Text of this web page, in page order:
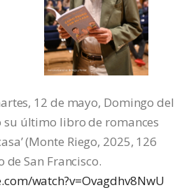
12 de mayo, Domingo del
su último libro de romances
(Monte Riego, 2025, 126
San Francisco.
watch?v=Ovagdhv8NwU